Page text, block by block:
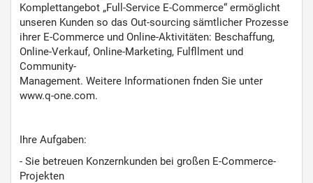
Komplettangebot „Full-Service E-Commerce“ ermöglicht
unseren Kunden so das Out-sourcing sämtlicher Prozesse
ihrer E-Commerce und Online-Aktivitäten: Beschaffung,
Online-Verkauf, Online-Marketing, Fulfllment und
Community-
Management. Weitere Informationen fnden Sie unter
www.q-one.com.
Ihre Aufgaben:
- Sie betreuen Konzernkunden bei großen E-Commerce-
Projekten